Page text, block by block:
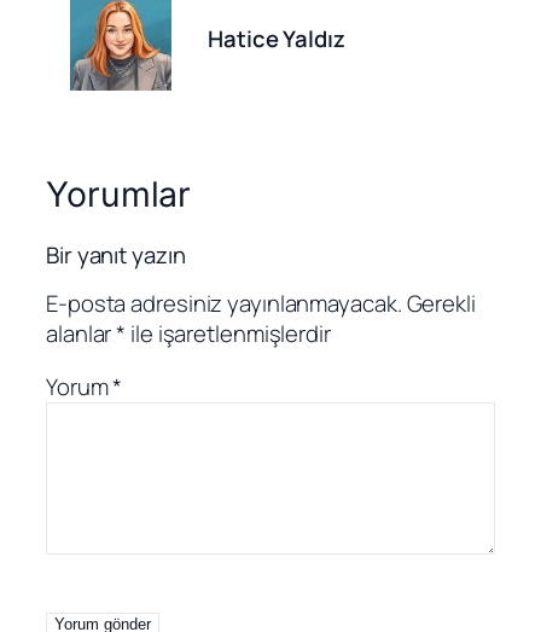
Hatice Yaldız
Yorumlar
Bir yanıt yazın
E-posta adresiniz yayınlanmayacak.Gerekli
alanlar* ile işaretlenmişlerdir
Yorum*